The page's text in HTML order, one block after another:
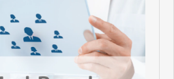
採用情報